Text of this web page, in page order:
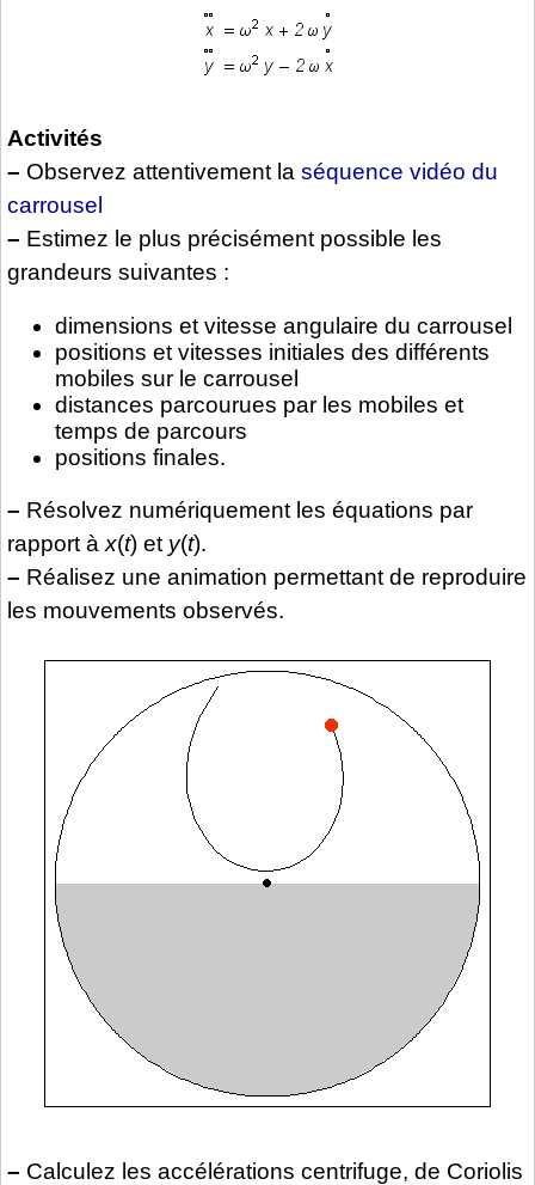
Activités
– Observez attentivement la séquence vidéo du
carrousel
– Estimez le plus précisément possible les
grandeurs suivantes :
dimensions et vitesse angulaire du carrousel
positions et vitesses initiales des différents
mobiles sur le carrousel
distances parcourues par les mobiles et
temps de parcours
positions finales.
– Résolvez numériquement les équations par
rapport à x(t) et y(t).
– Réalisez une animation permettant de reproduire
les mouvements observés.
– Calculez les accélérations centrifuge, de Coriolis